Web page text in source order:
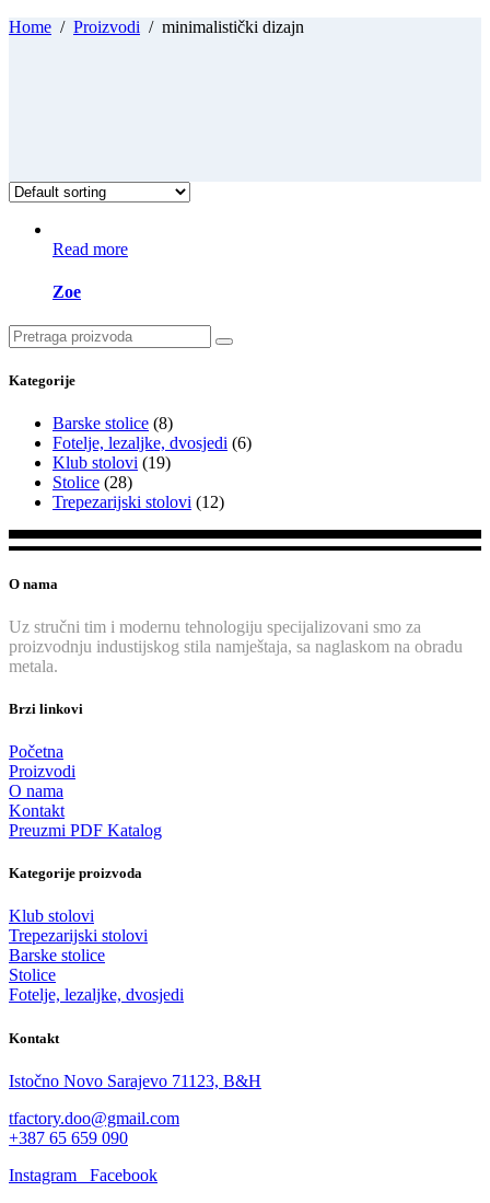
Home / Proizvodi / minimalistički dizajn
Read more
Zoe
Search
for:
Kategorije
Barske stolice (8)
Fotelje, lezaljke, dvosjedi (6)
Klub stolovi (19)
Stolice (28)
Trepezarijski stolovi (12)
O nama
Uz stručni tim i modernu tehnologiju specijalizovani smo za
proizvodnju industijskog stila namještaja, sa naglaskom na obradu
metala.
Brzi linkovi
Početna
Proizvodi
O nama
Kontakt
Preuzmi PDF Katalog
Kategorije proizvoda
Klub stolovi
Trepezarijski stolovi
Barske stolice
Stolice
Fotelje, lezaljke, dvosjedi
Kontakt
Istočno Novo Sarajevo 71123, B&H
tfactory.doo@gmail.com
+387 65 659 090
Instagram Facebook